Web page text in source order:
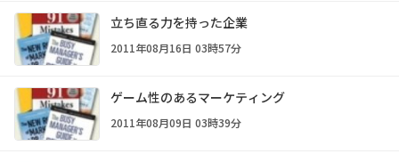
立ち直る力を持った企業
2011年08月16日 03時57分
ゲーム性のあるマーケティング
2011年08月09日 03時39分